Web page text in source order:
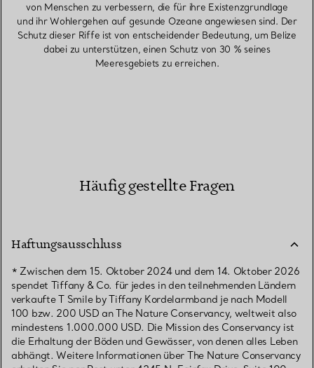
von Menschen zu verbessern, die für ihre Existenzgrundlage
und ihr Wohlergehen auf gesunde Ozeane angewiesen sind. Der
Schutz dieser Riffe ist von entscheidender Bedeutung, um Belize
dabei zu unterstützen, einen Schutz von 30 % seines
Meeresgebiets zu erreichen.
Häufig gestellte Fragen
Haftungsausschluss
* Zwischen dem 15. Oktober 2024 und dem 14. Oktober 2026
spendet Tiffany & Co. für jedes in den teilnehmenden Ländern
verkaufte T Smile by Tiffany Kordelarmband je nach Modell
100 bzw. 200 USD an The Nature Conservancy, weltweit also
mindestens 1.000.000 USD. Die Mission des Conservancy ist
die Erhaltung der Böden und Gewässer, von denen alles Leben
abhängt. Weitere Informationen über The Nature Conservancy